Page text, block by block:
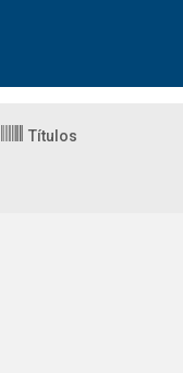
Títulos